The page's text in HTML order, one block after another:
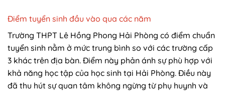
Điểm tuyển sinh đầu vào qua các năm
Trường THPT Lê Hồng Phong Hải Phòng có điểm chuẩn
tuyển sinh nằm ở mức trung bình so với các trường cấp
3 khác trên địa bàn. Điểm này phản ánh sự phù hợp với
khả năng học tập của học sinh tại Hải Phòng. Điều này
đã thu hút sự quan tâm không ngừng từ phụ huynh và